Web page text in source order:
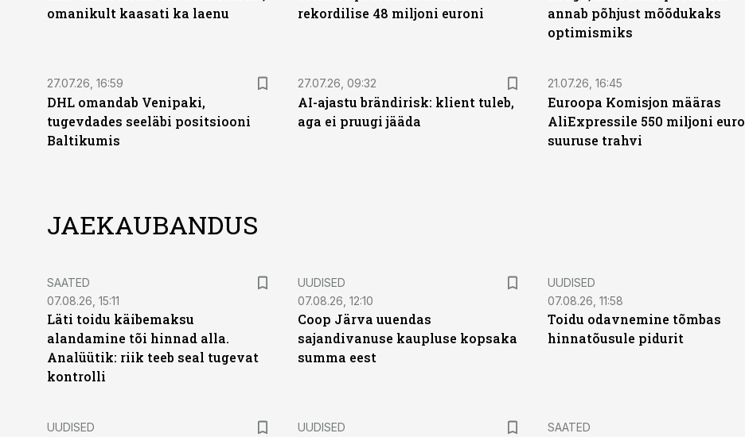
omanikult kaasati ka laenu
rekordilise 48 miljoni euroni
annab põhjust mõõdukaks
optimismiks
27.07.26, 16:59
DHL omandab Venipaki,
tugevdades seeläbi positsiooni
Baltikumis
27.07.26, 09:32
AI-ajastu brändirisk: klient tuleb,
aga ei pruugi jääda
21.07.26, 16:45
Euroopa Komisjon määras
AliExpressile 550 miljoni euro
suuruse trahvi
JAEKAUBANDUS
SAATED
07.08.26, 15:11
Läti toidu käibemaksu
alandamine tõi hinnad alla.
Analüütik: riik teeb seal tugevat
kontrolli
UUDISED
07.08.26, 12:10
Coop Järva uuendas
sajandivanuse kaupluse kopsaka
summa eest
UUDISED
07.08.26, 11:58
Toidu odavnemine tõmbas
hinnatõusule pidurit
UUDISED
UUDISED
SAATED